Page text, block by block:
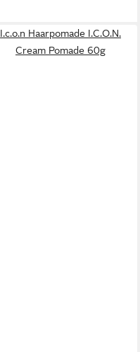
I.c.o.n Haarpomade I.C.O.N.
Cream Pomade 60g